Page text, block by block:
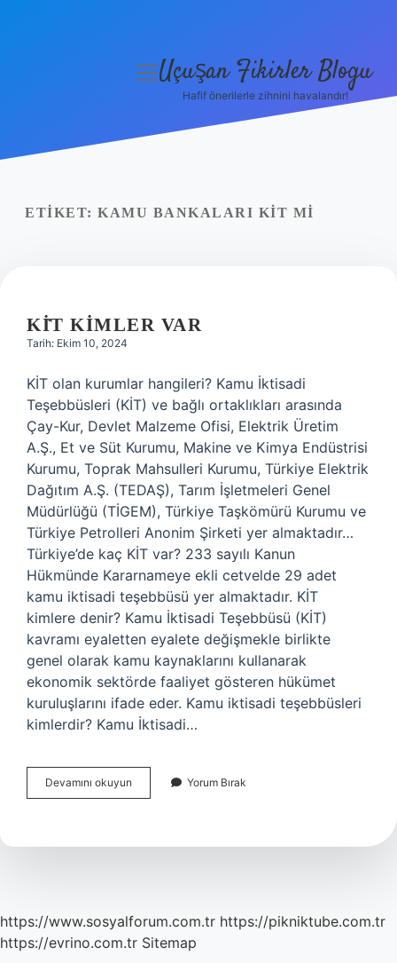
Yasal Uyarı
menüyü
Uçuşan Fikirler Blogu
Hafif önerilerle zihnini havalandır!
ETIKET: KAMU BANKALARI KİT MI
KİT KIMLER VAR
Tarih: Ekim 10, 2024
KİT olan kurumlar hangileri? Kamu İktisadi
Teşebbüsleri (KİT) ve bağlı ortaklıkları arasında
Çay-Kur, Devlet Malzeme Ofisi, Elektrik Üretim
A.Ş., Et ve Süt Kurumu, Makine ve Kimya Endüstrisi
Kurumu, Toprak Mahsulleri Kurumu, Türkiye Elektrik
Dağıtım A.Ş. (TEDAŞ), Tarım İşletmeleri Genel
Müdürlüğü (TİGEM), Türkiye Taşkömürü Kurumu ve
Türkiye Petrolleri Anonim Şirketi yer almaktadır…
Türkiye’de kaç KİT var? 233 sayılı Kanun
Hükmünde Kararnameye ekli cetvelde 29 adet
kamu iktisadi teşebbüsü yer almaktadır. KİT
kimlere denir? Kamu İktisadi Teşebbüsü (KİT)
kavramı eyaletten eyalete değişmekle birlikte
genel olarak kamu kaynaklarını kullanarak
ekonomik sektörde faaliyet gösteren hükümet
kuruluşlarını ifade eder. Kamu iktisadi teşebbüsleri
kimlerdir? Kamu İktisadi…
Devamını okuyun
Kimler
Yorum Bırak
https://www.sosyalforum.com.tr https://pikniktube.com.tr
https://evrino.com.tr Sitemap